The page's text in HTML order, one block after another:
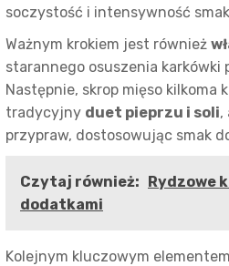
soczystość i intensywność
Ważnym krokiem jest również
starannego osuszenia karkówki
Następnie, skrop mięso kilkoma
tradycyjny duet pieprzu i soli,
przypraw, dostosowując smak
Czytaj również: Rydzowe
dodatkami
Kolejnym kluczowym